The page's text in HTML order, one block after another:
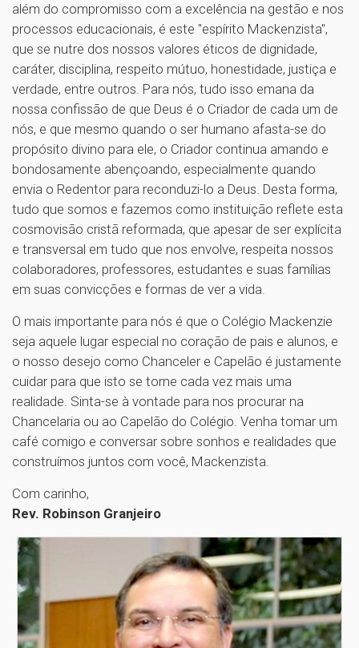
além do compromisso com a excelência na gestão e nos
processos educacionais, é este "espírito Mackenzista",
que se nutre dos nossos valores éticos de dignidade,
caráter, disciplina, respeito mútuo, honestidade, justiça e
verdade, entre outros. Para nós, tudo isso emana da
nossa confissão de que Deus é o Criador de cada um de
nós, e que mesmo quando o ser humano afasta-se do
propósito divino para ele, o Criador continua amando e
bondosamente abençoando, especialmente quando
envia o Redentor para reconduzi-lo a Deus. Desta forma,
tudo que somos e fazemos como instituição reflete esta
cosmovisão cristã reformada, que apesar de ser explícita
e transversal em tudo que nos envolve, respeita nossos
colaboradores, professores, estudantes e suas famílias
em suas convicções e formas de ver a vida.
O mais importante para nós é que o Colégio Mackenzie
seja aquele lugar especial no coração de pais e alunos, e
o nosso desejo como Chanceler e Capelão é justamente
cuidar para que isto se torne cada vez mais uma
realidade. Sinta-se à vontade para nos procurar na
Chancelaria ou ao Capelão do Colégio. Venha tomar um
café comigo e conversar sobre sonhos e realidades que
construímos juntos com você, Mackenzista.
Com carinho,
Rev. Robinson Granjeiro